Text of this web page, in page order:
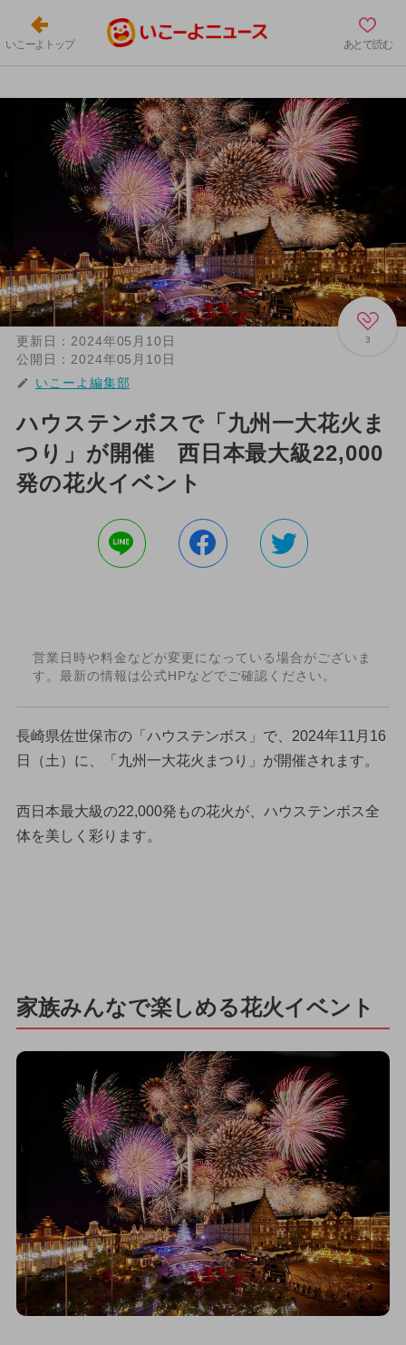
いこーよトップ あとで読む
3
更新日： 2024年05月10日
公開日： 2024年05月10日
いこーよ編集部
ハウステンボスで「九州一大花火ま
つり」が開催 西日本最大級22,000
発の花火イベント
営業日時や料金などが変更になっている場合がございま
す。最新の情報は公式HPなどでご確認ください。
長崎県佐世保市の「ハウステンボス」で、2024年11月16
日（土）に、「九州一大花火まつり」が開催されます。
西日本最大級の22,000発もの花火が、ハウステンボス全
体を美しく彩ります。
家族みんなで楽しめる花火イベント